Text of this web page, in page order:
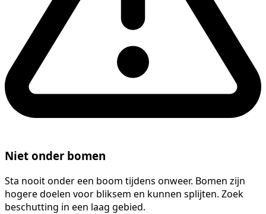
Niet onder bomen
Sta nooit onder een boom tijdens onweer. Bomen zijn
hogere doelen voor bliksem en kunnen splijten. Zoek
beschutting in een laag gebied.